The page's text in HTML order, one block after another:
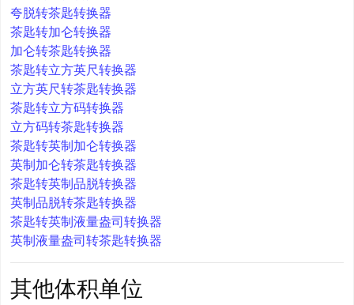
夸脱转茶匙转换器
茶匙转加仑转换器
加仑转茶匙转换器
茶匙转立方英尺转换器
立方英尺转茶匙转换器
茶匙转立方码转换器
立方码转茶匙转换器
茶匙转英制加仑转换器
英制加仑转茶匙转换器
茶匙转英制品脱转换器
英制品脱转茶匙转换器
茶匙转英制液量盎司转换器
英制液量盎司转茶匙转换器
其他体积单位